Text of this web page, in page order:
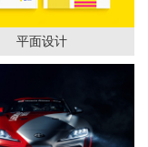
平面设计